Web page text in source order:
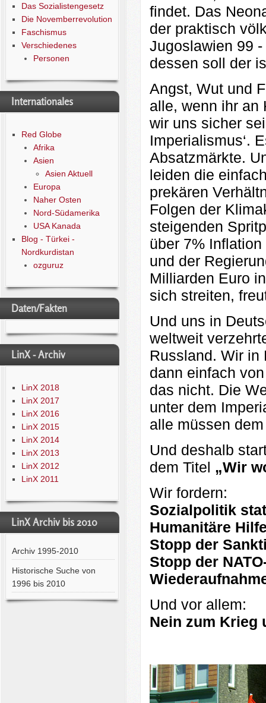
Das Sozialistengesetz
Die Novemberrevolution
Faschismus
Verschiedenes
Personen
Internationales
Red Globe
Afrika
Asien
Asien Aktuell
Europa
Naher Osten
Nord-Südamerika
USA Kanada
Blog - Türkei -
Nordkurdistan
ozguruz
Daten/Fakten
LinX - Archiv
LinX 2018
LinX 2017
LinX 2016
LinX 2015
LinX 2014
LinX 2013
LinX 2012
LinX 2011
LinX Archiv bis 2010
Archiv 1995-2010
Historische Suche von
1996 bis 2010
findet. Das
der praktisch
Jugoslawien 99
dessen soll der
Angst, Wut und
alle, wenn ihr an
wir uns sicher
Imperialismus‘.
Absatzmärkte.
leiden die
prekären
Folgen der
steigenden
über 7%
und der
Milliarden Euro
sich streiten,
Und uns in
weltweit
Russland. Wir in
dann einfach
das nicht. Die
unter dem
alle müssen
Und deshalb
dem Titel „Wir
Wir fordern:
Sozialpolitik
Humanitäre
Stopp der
Stopp der
Und vor allem:
Nein zum Krieg